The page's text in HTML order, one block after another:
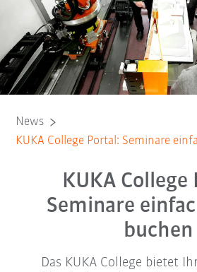
News
KUKA College Portal: Seminare
KUKA College
Seminare
buchen
Das KUKA College bietet